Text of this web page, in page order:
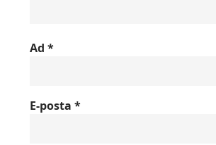
Ad *
E-posta *